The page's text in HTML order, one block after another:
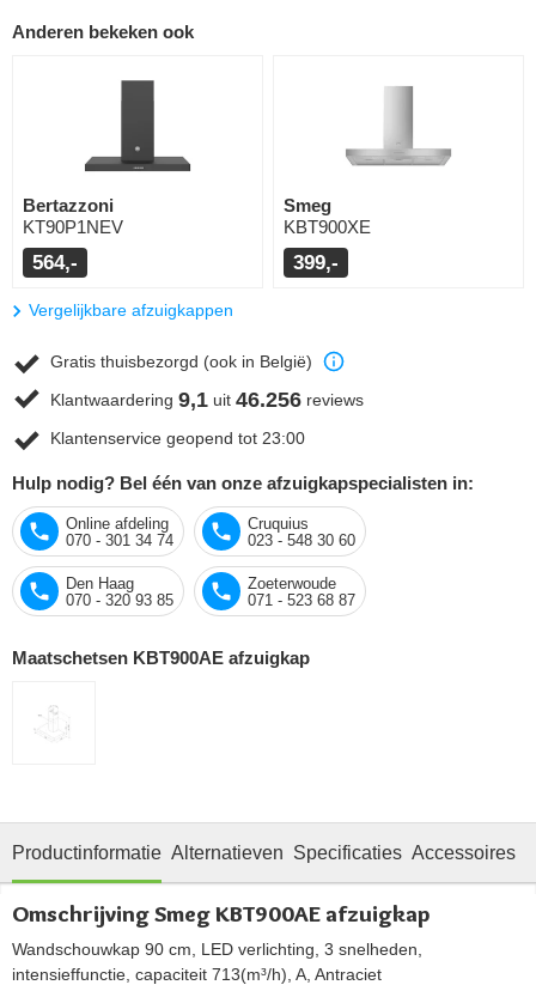
Anderen bekeken ook
Bertazzoni
KT90P1NEV
564,-
Smeg
KBT900XE
399,-
Vergelijkbare afzuigkappen
Gratis thuisbezorgd (ook in België)
Klantwaardering 9,1 uit 46.256 reviews
Klantenservice geopend tot 23:00
Hulp nodig? Bel één van onze afzuigkapspecialisten in:
Online afdeling
070 - 301 34 74
Cruquius
023 - 548 30 60
Den Haag
070 - 320 93 85
Zoeterwoude
071 - 523 68 87
Maatschetsen KBT900AE afzuigkap
Productinformatie Alternatieven Specificaties Accessoires
Omschrijving Smeg KBT900AE afzuigkap
Wandschouwkap 90 cm, LED verlichting, 3 snelheden,
intensieffunctie, capaciteit 713(m³/h), A, Antraciet